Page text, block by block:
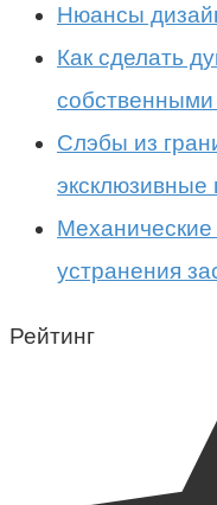
Нюансы
Как сделать
собственными
Слэбы из
эксклюзивные
устранения
Рейтинг